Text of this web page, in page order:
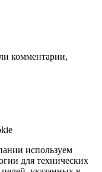
комментарии,
используем
для технических